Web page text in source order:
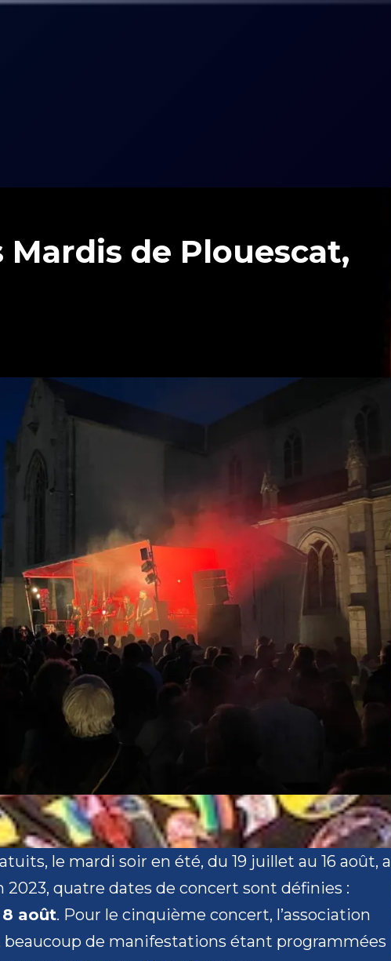
Mardis de Plouescat,
le mardi soir en été, du 19 juillet au 16 août, a
2023, quatre dates de concert sont définies :
8 août. Pour le cinquième concert, l’association
beaucoup de manifestations étant programmées